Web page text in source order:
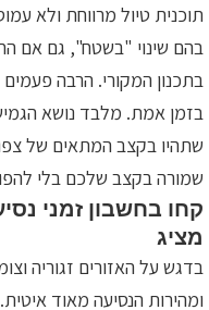
תוכנית טיול מרווחת ולא
בהם שינוי "בשטח", גם אם
בתכנון המקורי. הרבה פעמים
בזמן אמת. מלבד נושא
שתהיו בקצב המתאים של
שמורה בקצב שלכם בלי
קחו בחשבון זמני
מציג
בדגש על האזורים זגוריה
ומהירות הנסיעה מאוד איטית.